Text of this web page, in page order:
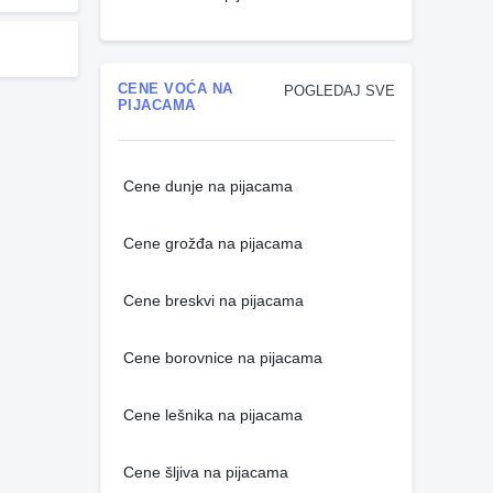
POGLEDAJ SVE
CENE VOĆA NA
PIJACAMA
Cene dunje na pijacama
Cene grožđa na pijacama
Cene breskvi na pijacama
Cene borovnice na pijacama
Cene lešnika na pijacama
Cene šljiva na pijacama